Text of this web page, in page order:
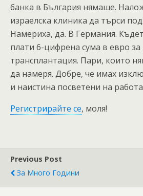
банка в България нямаше.
израелска клиника да търси
Намериха, да. В Германия.
плати 6-цифрена сума в евро
трансплантация. Пари, които
да намеря. Добре, че имах
и наистина посветени на
Регистрирайте се, моля!
Previous Post
За Много Години